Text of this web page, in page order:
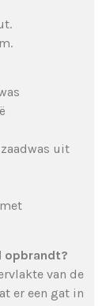
uit
opbrandt?
van de
er een gat in